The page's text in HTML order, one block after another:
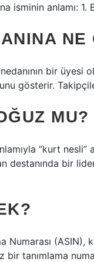
isminin anlamı: 1.
NE
bir üyesi
gösterir.
MU?
“kurt nesli”
destanında bir
Numarası (ASIN),
tanımlama